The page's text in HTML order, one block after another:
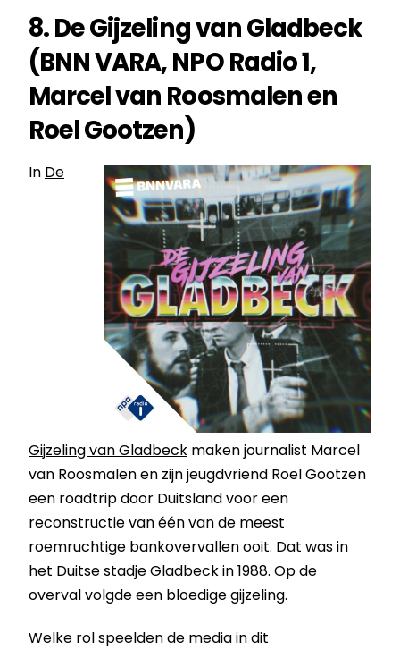
8. De Gijzeling van Gladbeck
(BNN VARA, NPO Radio 1,
Marcel van Roosmalen en
Roel Gootzen)
In De
Gijzeling van Gladbeck maken journalist Marcel
van Roosmalen en zijn jeugdvriend Roel Gootzen
een roadtrip door Duitsland voor een
reconstructie van één van de meest
roemruchtige bankovervallen ooit. Dat was in
het Duitse stadje Gladbeck in 1988. Op de
overval volgde een bloedige gijzeling.
Welke rol speelden de media in dit